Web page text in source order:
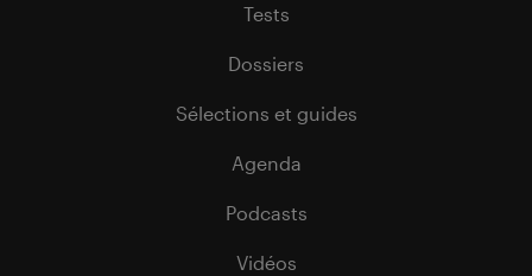
Tests
Dossiers
Sélections et guides
Agenda
Podcasts
Vidéos